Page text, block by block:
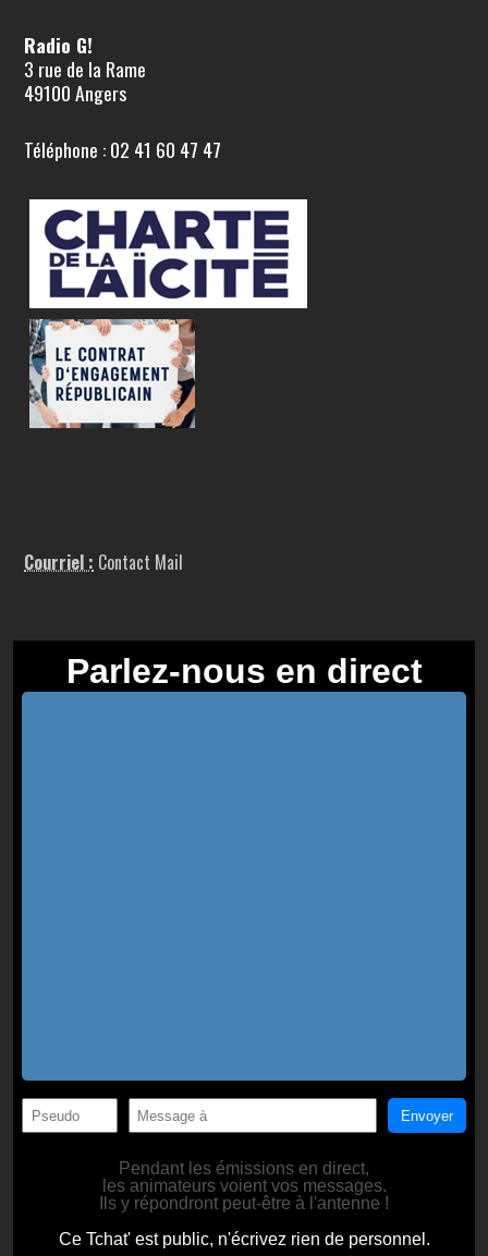
Radio G!
3 rue de la Rame
49100 Angers
Téléphone : 02 41 60 47 47
Courriel : Contact Mail